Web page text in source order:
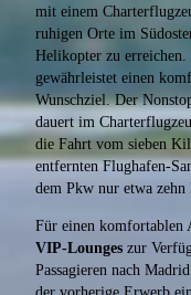
mit einem
ruhigen Orte im
Helikopter zu
gewährleistet einen
Wunschziel. Der
dauert im
die Fahrt vom sieben
entfernten Flughafen-
dem Pkw nur etwa zehn
Für einen komfortablen
VIP-Lounges zur
Passagieren nach